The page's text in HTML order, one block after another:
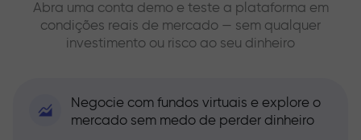
Abra uma conta demo e teste a plataforma em
condições reais de mercado — sem qualquer
investimento ou risco ao seu dinheiro
Negocie com fundos virtuais e explore o
mercado sem medo de perder dinheiro